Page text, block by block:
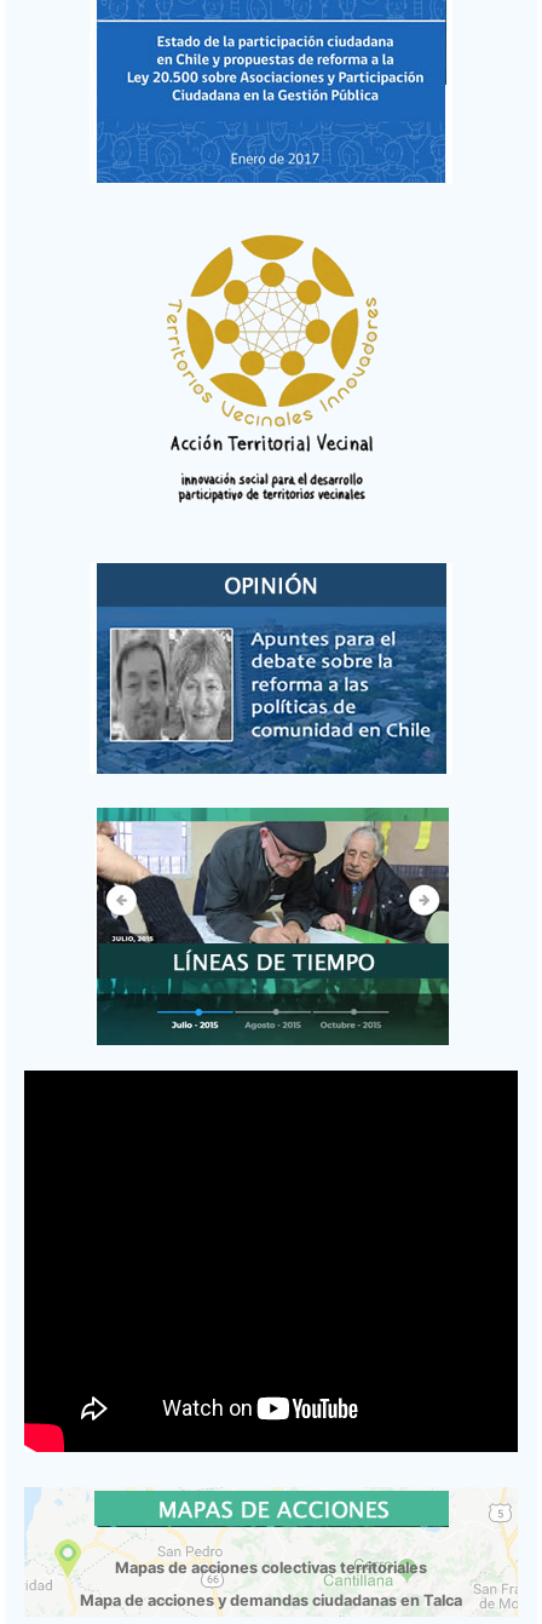
Mapas de acciones colectivas territoriales
Mapa de acciones y demandas ciudadanas en Talca